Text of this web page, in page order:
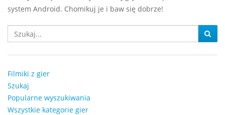
system Android. Chomikuj je i baw się dobrze!
Filmiki z gier
Szukaj
Popularne wyszukiwania
Wszystkie kategorie gier